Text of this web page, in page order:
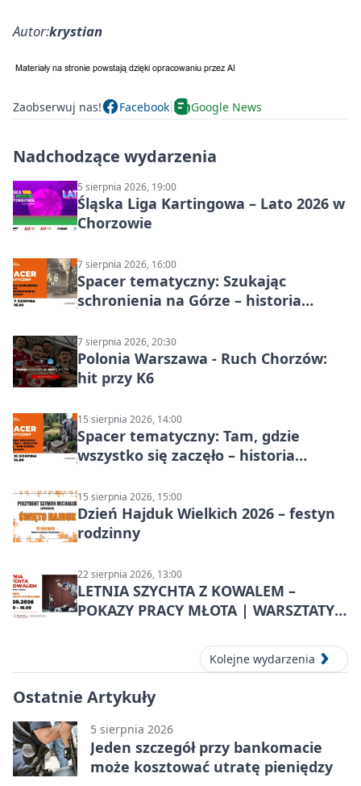
Autor:krystian
Zaobserwuj nas! Facebook Google News
Nadchodzące wydarzenia
5 sierpnia 2026, 19:00
Śląska Liga Kartingowa – Lato 2026 w
Chorzowie
7 sierpnia 2026, 16:00
Spacer tematyczny: Szukając
schronienia na Górze – historia
7 sierpnia 2026, 20:30
Polonia Warszawa - Ruch Chorzów:
hit przy K6
15 sierpnia 2026, 14:00
Spacer tematyczny: Tam, gdzie
wszystko się zaczęło – historia
15 sierpnia 2026, 15:00
Dzień Hajduk Wielkich 2026 – festyn
rodzinny
22 sierpnia 2026, 13:00
LETNIA SZYCHTA Z KOWALEM –
POKAZY PRACY MŁOTA | WARSZTATY
Kolejne wydarzenia
Ostatnie Artykuły
5 sierpnia 2026
Jeden szczegół przy bankomacie
może kosztować utratę pieniędzy